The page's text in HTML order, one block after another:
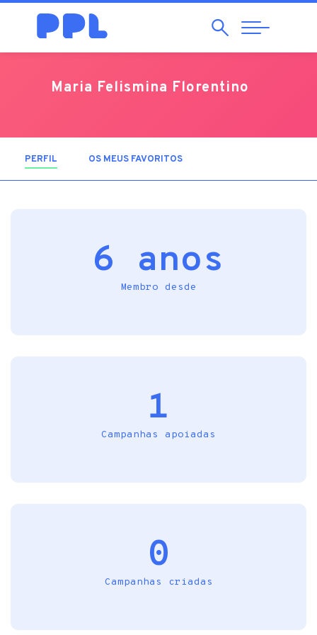
Pesquisar
Abrir
Navegação
Maria Felismina Florentino
PERFIL (SEPARADOR ATIVO)
OS MEUS FAVORITOS
6 anos
Membro desde
1
Campanhas apoiadas
0
Campanhas criadas